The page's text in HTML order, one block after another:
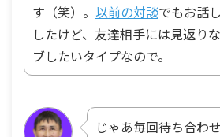
す（笑）。 以前の対談でもお話
したけど、友達相手には見返り
ブしたいタイプなので。
じゃあ毎回待ち合わ